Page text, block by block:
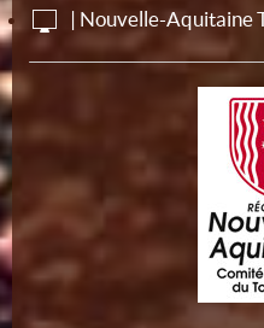
| Nouvelle-Aquitaine